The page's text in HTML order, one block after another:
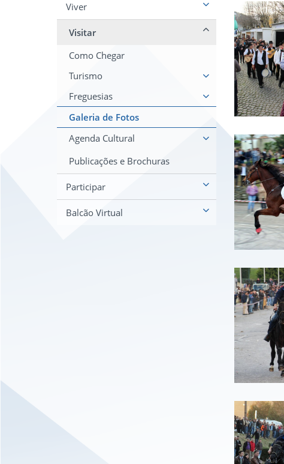
Viver
Visitar
Como Chegar
Turismo
Freguesias
Galeria de Fotos
Agenda Cultural
Publicações e Brochuras
Participar
Balcão Virtual